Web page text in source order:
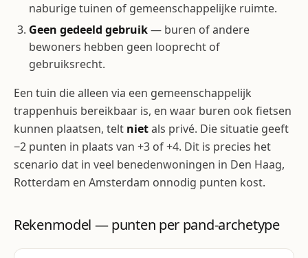
naburige tuinen of gemeenschappelijke ruimte.
Geen gedeeld gebruik— buren of andere
bewoners hebben geen looprecht of
gebruiksrecht.
Een tuin die alleen via een gemeenschappelijk
trappenhuis bereikbaar is, en waar buren ook fietsen
kunnen plaatsen, telt nietals privé. Die situatie geeft
−2 punten in plaats van +3 of +4. Dit is precies het
scenario dat in veel benedenwoningen in Den Haag,
Rotterdam en Amsterdam onnodig punten kost.
Rekenmodel — punten per pand-archetype